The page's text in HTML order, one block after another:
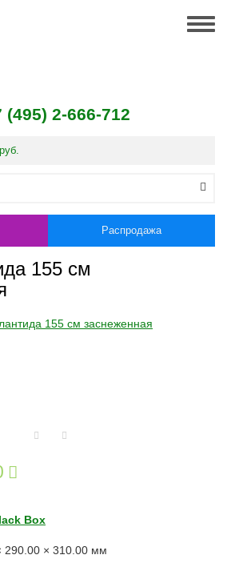
(495) 2-666-712
Распродажа
155 см
Box
290.00 × 310.00 мм